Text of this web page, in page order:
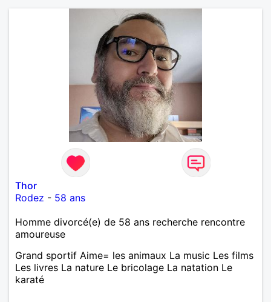
naturellement ,sans fards ,ni excès A vous de jouer
Thor
Rodez - 58 ans
Homme divorcé(e) de 58 ans recherche rencontre
amoureuse
Grand sportif Aime= les animaux La music Les films
Les livres La nature Le bricolage La natation Le
karaté